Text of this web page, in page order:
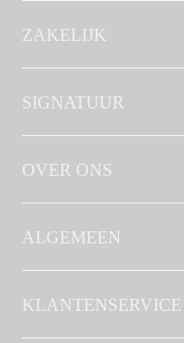
ZAKELIJK
SIGNATUUR
OVER ONS
ALGEMEEN
KLANTENSERVICE